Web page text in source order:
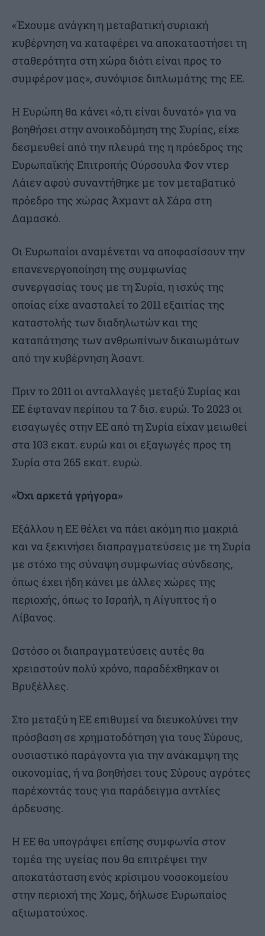
«Έχουμε ανάγκη η μεταβατική συριακή
κυβέρνηση να καταφέρει να αποκαταστήσει τη
σταθερότητα στη χώρα διότι είναι προς το
συμφέρον μας», συνόψισε διπλωμάτης της ΕΕ.
Η Ευρώπη θα κάνει «ό,τι είναι δυνατό» για να
βοηθήσει στην ανοικοδόμηση της Συρίας, είχε
δεσμευθεί από την πλευρά της η πρόεδρος της
Ευρωπαϊκής Επιτροπής Ούρσουλα Φον ντερ
Λάιεν αφού συναντήθηκε με τον μεταβατικό
πρόεδρο της χώρας Άχμαντ αλ Σάρα στη
Δαμασκό.
Οι Ευρωπαίοι αναμένεται να αποφασίσουν την
επανενεργοποίηση της συμφωνίας
συνεργασίας τους με τη Συρία, η ισχύς της
οποίας είχε ανασταλεί το 2011 εξαιτίας της
καταστολής των διαδηλωτών και της
καταπάτησης των ανθρωπίνων δικαιωμάτων
από την κυβέρνηση Άσαντ.
Πριν το 2011 οι ανταλλαγές μεταξύ Συρίας και
ΕΕ έφταναν περίπου τα 7 δισ. ευρώ. Το 2023 οι
εισαγωγές στην ΕΕ από τη Συρία είχαν μειωθεί
στα 103 εκατ. ευρώ και οι εξαγωγές προς τη
Συρία στα 265 εκατ. ευρώ.
«Όχι αρκετά γρήγορα»
Εξάλλου η ΕΕ θέλει να πάει ακόμη πιο μακριά
και να ξεκινήσει διαπραγματεύσεις με τη Συρία
με στόχο της σύναψη συμφωνίας σύνδεσης,
όπως έχει ήδη κάνει με άλλες χώρες της
περιοχής, όπως το Ισραήλ, η Αίγυπτος ή ο
Λίβανος.
Ωστόσο οι διαπραγματεύσεις αυτές θα
χρειαστούν πολύ χρόνο, παραδέχθηκαν οι
Βρυξέλλες.
Στο μεταξύ η ΕΕ επιθυμεί να διευκολύνει την
πρόσβαση σε χρηματοδότηση για τους Σύρους,
ουσιαστικό παράγοντα για την ανάκαμψη της
οικονομίας, ή να βοηθήσει τους Σύρους αγρότες
παρέχοντάς τους για παράδειγμα αντλίες
άρδευσης.
Η ΕΕ θα υπογράψει επίσης συμφωνία στον
τομέα της υγείας που θα επιτρέψει την
αποκατάσταση ενός κρίσιμου νοσοκομείου
στην περιοχή της Χομς, δήλωσε Ευρωπαίος
αξιωματούχος.